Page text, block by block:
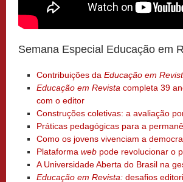
Semana Especial Educação em
Contribuições da Educação em
Educação em Revista completa 39
com o editor
Construções coletivas: a avaliação
Práticas pedagógicas para a
Como os jovens vivenciam a
Plataforma web pode revolucionar o
A Universidade Aberta do Brasil na
Educação em Revista: desafios